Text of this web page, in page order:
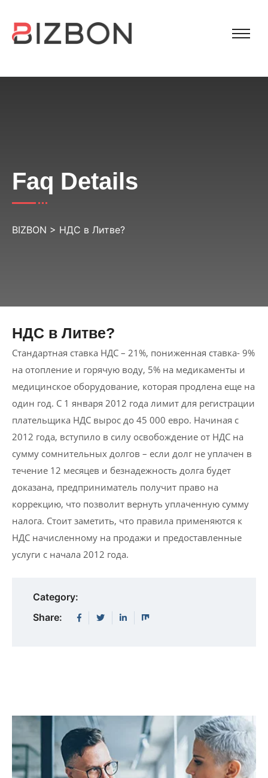
Faq Details
BIZBON > НДС в Литве?
НДС в Литве?
Стандартная ставка НДС – 21%, пониженная ставка- 9%
на отопление и горячую воду, 5% на медикаменты и
медицинское оборудование, которая продлена еще на
один год. С 1 января 2012 года лимит для регистрации
плательщика НДС вырос до 45 000 евро. Начиная с
2012 года, вступило в силу освобождение от НДС на
сумму сомнительных долгов – если долг не уплачен в
течение 12 месяцев и безнадежность долга будет
доказана, предприниматель получит право на
коррекцию, что позволит вернуть уплаченную сумму
налога. Стоит заметить, что правила применяются к
НДС начисленному на продажи и предоставленные
услуги с начала 2012 года.
Category:
Share: